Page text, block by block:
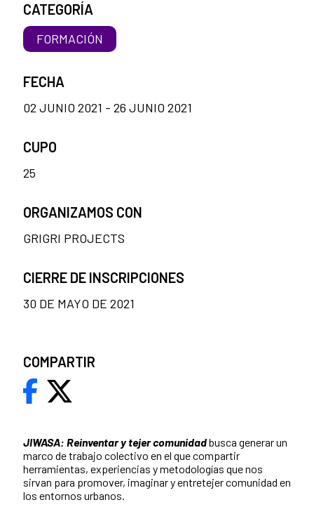
JIWASA: Reinventar y tejer comunidadbusca generar un
marco de trabajo colectivo en el que compartir
herramientas, experiencias y metodologías que nos
sirvan para promover, imaginar y entretejer comunidad en
los entornos urbanos.
CATEGORÍA
FORMACIÓN
FECHA
02 JUNIO 2021 - 26 JUNIO 2021
CUPO
25
ORGANIZAMOS CON
GRIGRI PROJECTS
CIERRE DE INSCRIPCIONES
30 DE MAYO DE 2021
COMPARTIR